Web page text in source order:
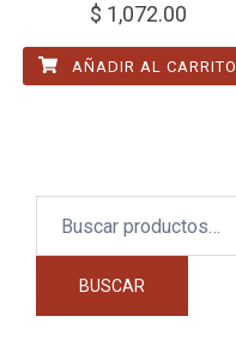
$ 1,072.00
AÑADIR AL CARRITO
BUSCAR